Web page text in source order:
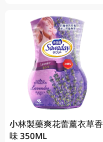
小林製藥爽花蕾薰衣草香
味 350ML